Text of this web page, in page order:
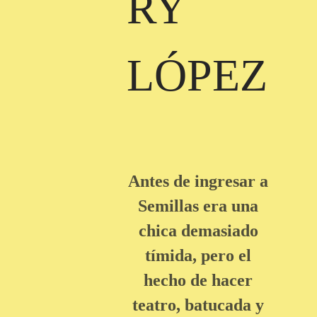
LÓPEZ
Antes de ingresar a
Semillas era una
chica demasiado
tímida, pero el
hecho de hacer
teatro, batucada y